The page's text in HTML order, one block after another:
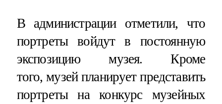
В администрации отметили, что
портреты войдут в постоянную
экспозицию музея. Кроме
того, музей планирует представить
портреты на конкурс музейных